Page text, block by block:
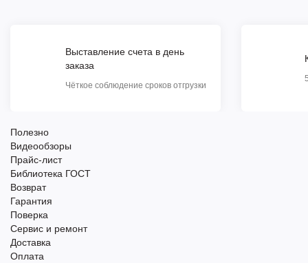
Выставление счета в день
заказа
Чёткое соблюдение сроков отгрузки
Полезно
Видеообзоры
Прайс-лист
Библиотека ГОСТ
Возврат
Гарантия
Поверка
Сервис и ремонт
Доставка
Оплата